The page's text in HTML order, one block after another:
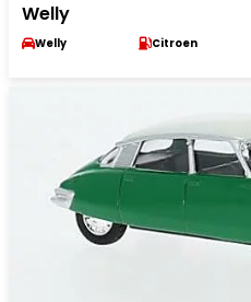
Welly
Welly Citroen